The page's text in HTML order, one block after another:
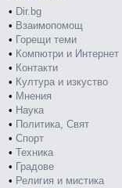
• Dir.bg
• Взаимопомощ
• Горещи теми
• Компютри и Интернет
• Контакти
• Култура и изкуство
• Мнения
• Наука
• Политика, Свят
• Спорт
• Техника
• Градове
• Религия и мистика